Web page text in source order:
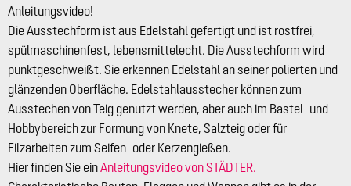
Anleitungsvideo!
Die Ausstechform ist aus Edelstahl gefertigt und ist rostfrei,
spülmaschinenfest, lebensmittelecht. Die Ausstechform wird
punktgeschweißt. Sie erkennen Edelstahl an seiner polierten und
glänzenden Oberfläche. Edelstahlausstecher können zum
Ausstechen von Teig genutzt werden, aber auch im Bastel- und
Hobbybereich zur Formung von Knete, Salzteig oder für
Filzarbeiten zum Seifen- oder Kerzengießen.
Hier finden Sie einAnleitungsvideo von STÄDTER.